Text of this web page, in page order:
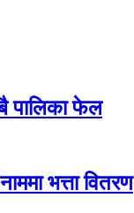
पालिका फेल
भत्ता वितरण